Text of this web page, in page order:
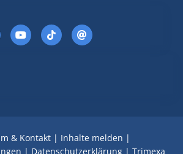
& Kontakt| Inhalte melden |
| Datenschutzerklärung | Trimexa